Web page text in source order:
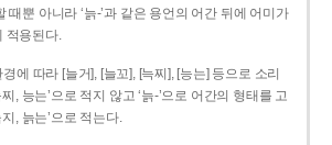
때뿐 아니라 ‘늙-’과 같은 용언의 어간 뒤에 어미가
적용된다.
경에 따라 [늘거], [늘꼬], [늑찌], [능는] 등으로 소리
, 능는’으로 적지 않고 ‘늙-’으로 어간의 형태를 고
, 늙는’으로 적는다.